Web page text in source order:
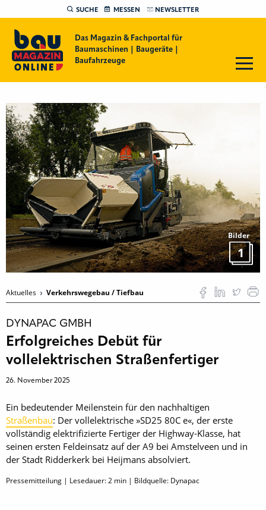
SUCHE MESSEN NEWSLETTER
Das Magazin & Fachportal für
Baumaschinen | Baugeräte |
Baufahrzeuge
Bilder
1
Aktuelles Verkehrswegebau / Tiefbau
DYNAPAC GMBH
Erfolgreiches Debüt für
vollelektrischen Straßenfertiger
26. November 2025
Ein bedeutender Meilenstein für den nachhaltigen
Straßenbau: Der voll­elektrische »SD25 80C e«, der erste
vollständig elektrifizierte Fertiger der Highway-Klasse, hat
seinen ersten Feldeinsatz auf der A9 bei Amstelveen und in
der Stadt Ridderkerk bei Heijmans absolviert.
Pressemitteilung | Lesedauer:2 min | Bildquelle: Dynapac